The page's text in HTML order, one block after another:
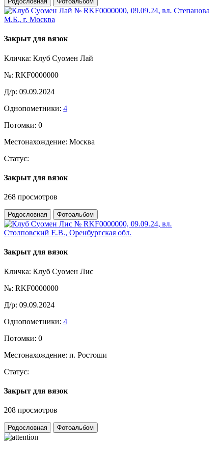
Закрыт для вязок
Кличка: Клуб Суомен Лай
№: RKF0000000
Д/р: 09.09.2024
Однопометники: 4
Потомки: 0
Местонахождение: Москва
Статус:
Закрыт для вязок
268 просмотров
Родословная Фотоальбом
Закрыт для вязок
Кличка: Клуб Суомен Лис
№: RKF0000000
Д/р: 09.09.2024
Однопометники: 4
Потомки: 0
Местонахождение: п. Ростоши
Статус:
Закрыт для вязок
208 просмотров
Родословная Фотоальбом